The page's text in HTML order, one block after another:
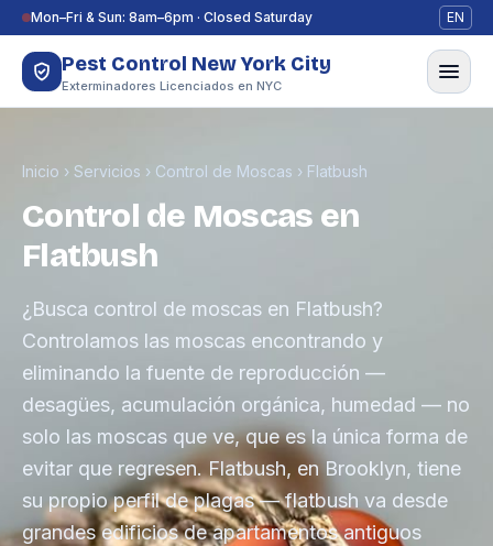
Saltar al contenido
Mon–Fri & Sun: 8am–6pm · Closed Saturday EN
Pest Control New York City
Exterminadores Licenciados en NYC
Inicio › Servicios › Control de Moscas › Flatbush
Control de Moscas en
Flatbush
¿Busca control de moscas en Flatbush?
Controlamos las moscas encontrando y
eliminando la fuente de reproducción —
desagües, acumulación orgánica, humedad — no
solo las moscas que ve, que es la única forma de
evitar que regresen. Flatbush, en Brooklyn, tiene
su propio perfil de plagas — flatbush va desde
grandes edificios de apartamentos antiguos